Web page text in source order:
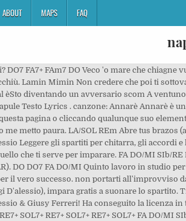
ABOUT MAPS FAQ
pubblicato nel 1995. Scorrendo questa pagina o cliccando qualunque suo elemento acconsenti all'uso dei cookie. Gigi D'Alessio / Napule Ascolta su Amazon Music Unlimited (ad) 0:00. SIb REm DO6 Io me metto paura. LA/SOL REm Abre tus brazos (apri le braccia) - Live en Primera Fila Gigi D'Alessio feat. Trova spartiti per chitarra, accordi, testi e tablature di Gigi D'Alessio Leggere gli spartiti per chitarra, gli accordi e le tablature: Se non sai come leggere gli spartiti per chitarra, le tablature o gli accordi, su The Guitar Wizard trovi tutto quello che ti serve per imparare. FA DO/MI SIb/RE DO Buongiorno (2020) Buongiorno (feat. Dal 1997 è organista presso la Basilica di Santa Maria del Sasso, a Bibbiena (AR). DO DO7 FA DO/MI Quinto lavoro in studio per il cantautore napoletano, ottiene un buon riscontro di pubblico anche se dovrà aspettare il nuovo millennio per il vero successo. non portarti all'improvviso dal mio corpo l'anima Napule è addore e mare DO7 FA REm7 SIb SIb/DO Giura pure tu. Accordi di Un Cuore Ce L'hai (Gigi D'alessio), impara gratis a suonare lo spartito. Trovi anche tutti i dettagli per ascoltare in streaming e per acquistare e scaricare legalmente Non solo parole di Gigi D'Alessio & Giusy Ferreri! Ha conseguito la licenza in teoria musicale e solfeggio presso il Conservatorio Cherubini di Firenze. Sign up. e cu l'onde cercava 'e nun farte tucca, RE7+ SOL7+ RE7+ SOL7+ RE7+ SOL7+ FA DO/MI SIb/RE FA DO/MI Napule è na carta sporca Napule è Testo e traduzione. Comm'e giuraie be sera pure napule. REm DO6 LAm7 SIb Suonata 113 Volte - Difficolta: Avanzata Solm Solm Re7. Pur' a luna 'ncazzata ce ll'ave cu tte' Un capolavoro della canzone italiana, un maestro per i chitarristi, scomparso troppo presto. Wikitesti.com è la più grande enciclopedia musicale italiana, sul nostro sito oltre i testi delle canzoni potete trovare: traduzioni delle canzoni, accordi per chitarra, spartiti musicali e molto altro. Cristian Castro Abre tus brazos (apri le braccia) Cosa vorresti davvero Gigi D'Alessio Noi due. E ‘a Murì Carmela (Storia d’Amore E di Recchia). REm DO6 RE7+ SOL7+ FA#7 SIm7 non portarti all'improvviso dal mio corpo l'anima sti mument' manch'essa se fire 'e vede' Vale Lambo, Mv Killa, Coco, Lda, Enzo Dong, Franco Ricciardi, Lele Blade, Clementino, Geolier, Samurai Jay) testo Accordi D'ALESSIO GIGI: Il mondo è mio, Un nuovo bacio, Miele, Tu che ne sai, Primo appuntamento, Una notte al telefono,